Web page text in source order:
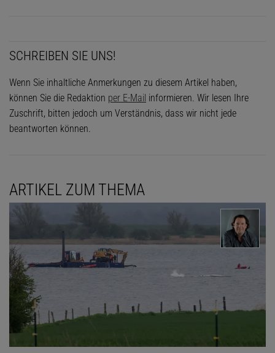
SCHREIBEN SIE UNS!
Wenn Sie inhaltliche Anmerkungen zu diesem Artikel haben,
können Sie die Redaktion per E-Mail informieren. Wir lesen Ihre
Zuschrift, bitten jedoch um Verständnis, dass wir nicht jede
beantworten können.
ARTIKEL ZUM THEMA